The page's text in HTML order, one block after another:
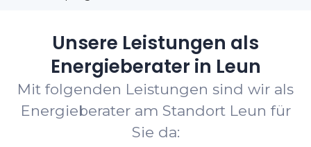
Unsere Leistungen als
Energieberater in Leun
Mit folgenden Leistungen sind wir als
Energieberater am Standort Leun für
Sie da: